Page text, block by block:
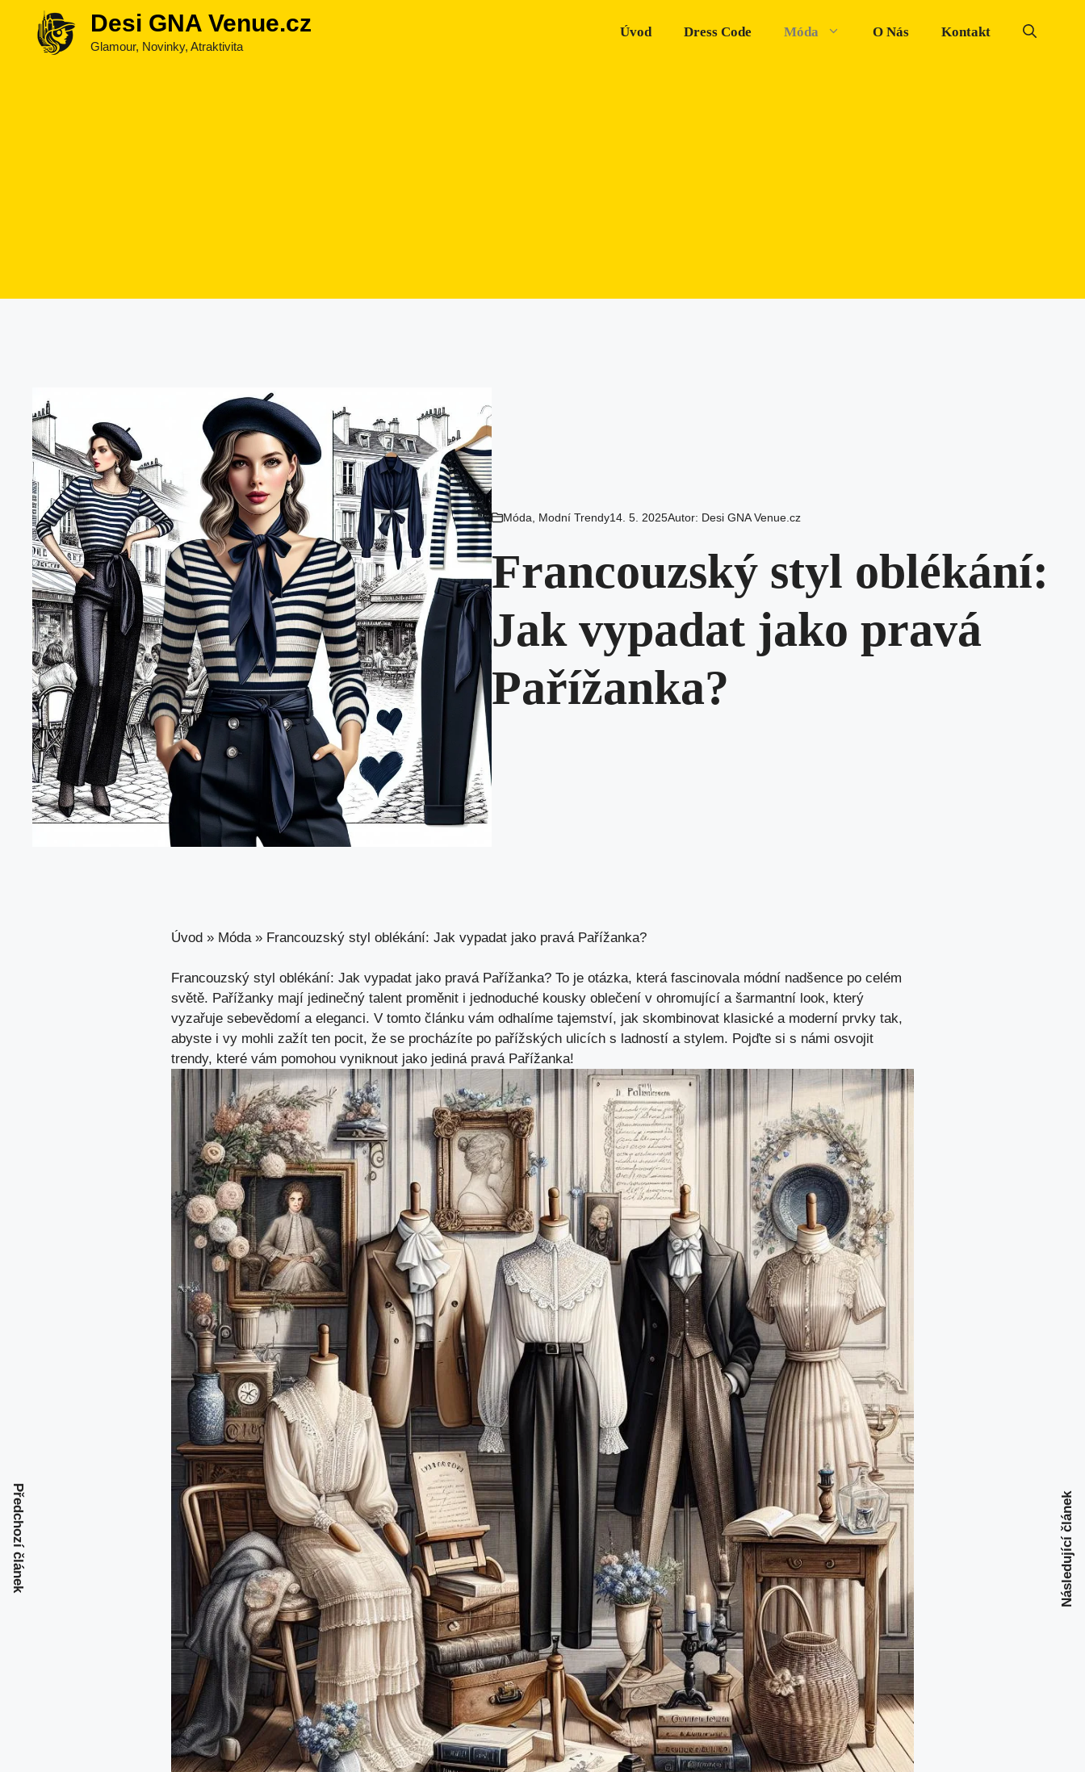
Přeskočit
Desi GNA Venue.cz
Glamour, Novinky, Atraktivita
Úvod Dress Code Móda O Nás Kontakt
Móda Modní Trendy14. 5. 2025Autor: Desi GNA Venue.cz
Francouzský styl oblékání:
Jak vypadat jako pravá
Pařížanka?
Úvod » Móda » Francouzský styl oblékání: Jak vypadat jako pravá Pařížanka?
Francouzský styl oblékání: Jak vypadat jako pravá Pařížanka? To je otázka, která fascinovala módní nadšence po celém
světě. Pařížanky mají jedinečný talent proměnit i jednoduché kousky oblečení v ohromující a šarmantní look, který
vyzařuje sebevědomí a eleganci. V tomto článku vám odhalíme tajemství, jak skombinovat klasické a moderní prvky tak,
abyste i vy mohli zažít ten pocit, že se procházíte po pařížských ulicích s ladností a stylem. Pojďte si s námi osvojit
trendy, které vám pomohou vyniknout jako jediná pravá Pařížanka!
Předchozí článek Následující článek